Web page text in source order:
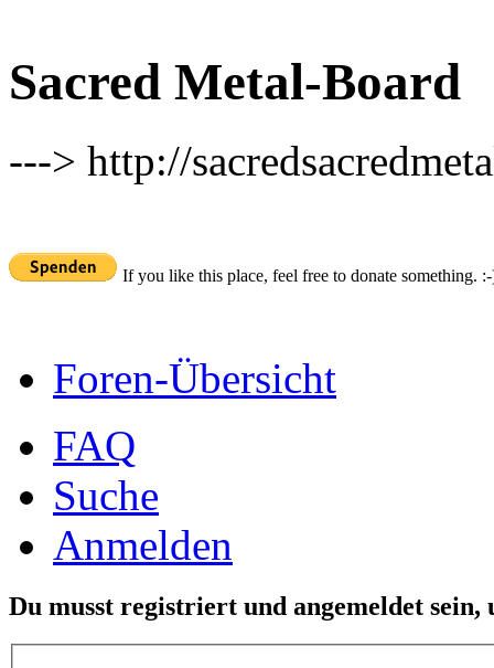
Sacred Metal-Board
---> http://
If you like this place, feel free to donate something.
Foren-Übersicht
FAQ
Suche
Anmelden
Du musst registriert und angemeldet sein,